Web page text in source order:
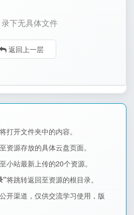
下无具体文件
返回上一层
将打开文件夹中的内容。
资源存放的具体云盘页面。
小站最新上传的20个资源。
”将跳转返回至资源的根目录。
开渠道，仅供交流学习使用，版